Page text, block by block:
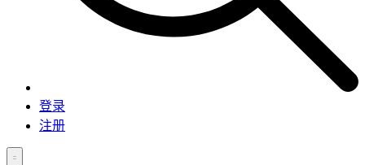
登录
注册